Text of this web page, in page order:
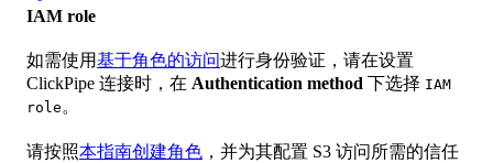
IAM role
如需使用基于角色的访问进行身份验证，请在设置
ClickPipe 连接时，在 Authentication method 下选择 IAM
role 。
请按照本指南创建角色 ，并为其配置 S3 访问所需的信任